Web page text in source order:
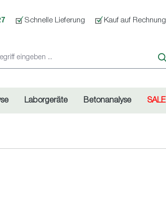
Schnelle Lieferung Kauf auf Rechnung
Laborgeräte Betonanalyse SALE